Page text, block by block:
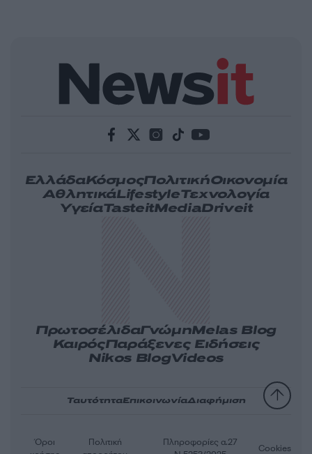
ΕλλάδαΚόσμοςΠολιτικήΟικονομία
ΑθλητικάLifestyleΤεχνολογία
ΥγείαTasteitMediaDriveit
ΠρωτοσέλιδαΓνώμηMelas Blog
ΚαιρόςΠαράξενες Ειδήσεις
Nikos BlogVideos
ΤαυτότηταΕπικοινωνίαΔιαφήμιση
Όροι
Πολιτική
Πληροφορίες α.27
Cookies